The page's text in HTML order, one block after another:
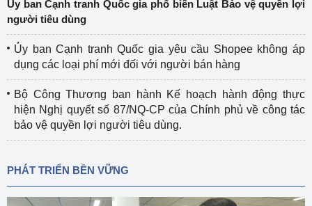
Ủy ban Cạnh tranh Quốc gia phổ biến Luật Bảo vệ quyền lợi
người tiêu dùng
Ủy ban Cạnh tranh Quốc gia yêu cầu Shopee không áp
dụng các loại phí mới đối với người bán hàng
Bộ Công Thương ban hành Kế hoạch hành động thực
hiện Nghị quyết số 87/NQ-CP của Chính phủ về công tác
bảo vệ quyền lợi người tiêu dùng.
PHÁT TRIỂN BỀN VỮNG